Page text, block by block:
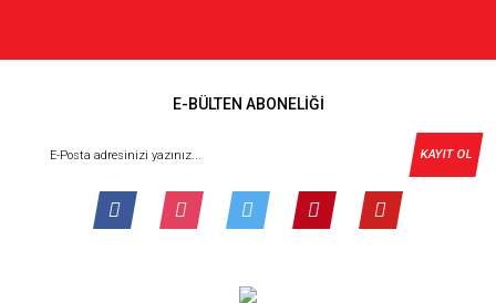
E-BÜLTEN ABONELİĞİ
KAYIT OL